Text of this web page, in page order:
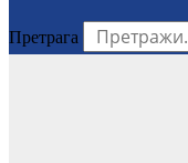
Претрага